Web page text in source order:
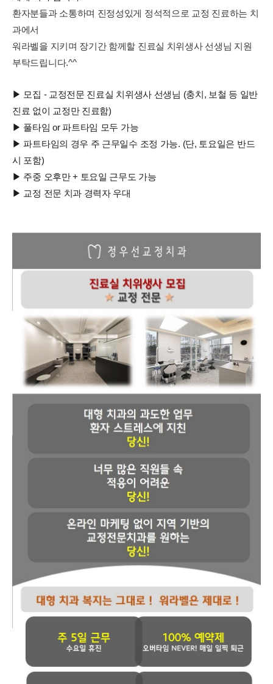
환자분들과 소통하며 진정성있게 정석적으로 교정 진료하는 치
과에서
워라벨을 지키며 장기간 함께할 진료실 치위생사 선생님 지원
부탁드립니다.^^
▶ 모집 - 교정전문 진료실 치위생사 선생님 (충치, 보철 등 일반
진료 없이 교정만 진료함)
▶ 풀타임 or 파트타임 모두 가능
▶ 파트타임의 경우 주 근무일수 조정 가능. (단, 토요일은 반드
시 포함)
▶ 주중 오후만 + 토요일 근무도 가능
▶ 교정 전문 치과 경력자 우대